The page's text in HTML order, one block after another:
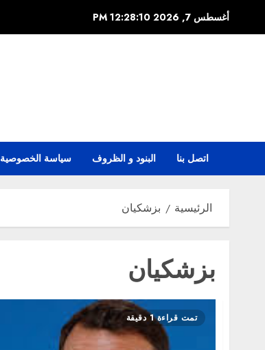
أغسطس 7, 2026 12:28:10 PM
اتصل بنا البنود و الظروف سياسة الخصوصية
الرئيسية بزشكيان
بزشكيان
تمت قراءة 1 دقيقة